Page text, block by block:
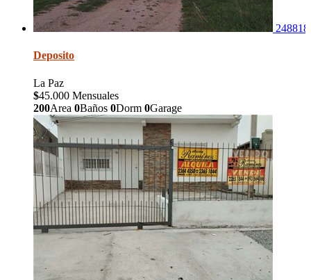
248818
Deposito
La Paz
$45.000 Mensuales
200Area 0Baños 0Dorm 0Garage